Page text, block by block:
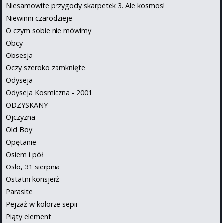
Niesamowite przygody skarpetek 3. Ale kosmos!
Niewinni czarodzieje
O czym sobie nie mówimy
Obcy
Obsesja
Oczy szeroko zamknięte
Odyseja
Odyseja Kosmiczna - 2001
ODZYSKANY
Ojczyzna
Old Boy
Opętanie
Osiem i pół
Oslo, 31 sierpnia
Ostatni konsjerż
Parasite
Pejzaż w kolorze sepii
Piąty element